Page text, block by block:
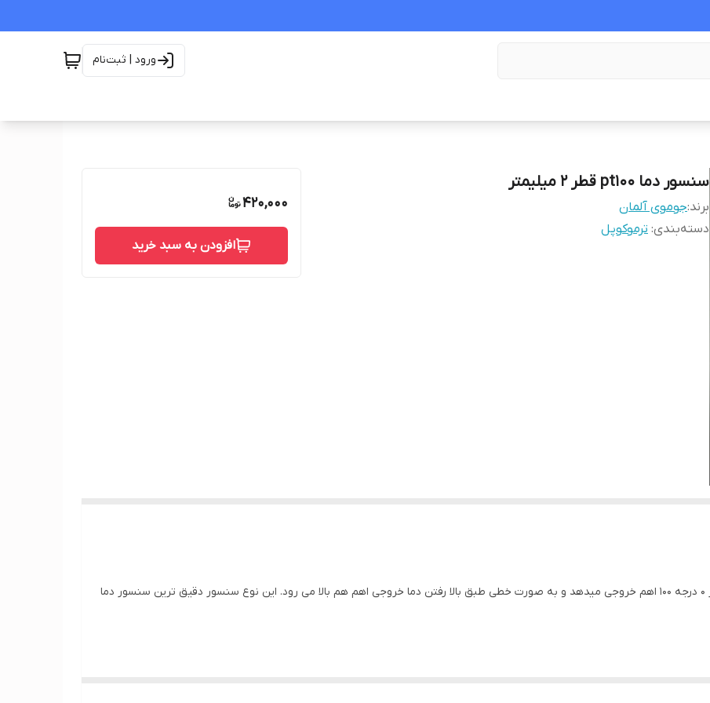
ورود | ثبت‌نام
سنسور دما pt100 قطر ۲ میلیمتر
برند:جوموی آلمان
دسته‌بندی: ترموکوپل
420,000
افزودن به سبد خرید
سنسور PT100 نوعی سنسور دمای مقاومتی است که در ۰ درجه ۱۰۰ اهم خروجی میدهد و به صورت خطی طبق بالا رفتن دما خروجی اهم هم بالا می رود. این نوع سنسور دقیق ترین سنسور دما